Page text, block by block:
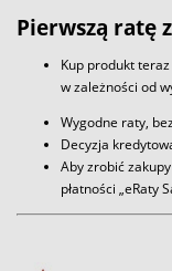
Pierwszą ratę
Kup produkt teraz
w zależności od
Wygodne raty,
Decyzja
Aby zrobić
płatności „eRaty